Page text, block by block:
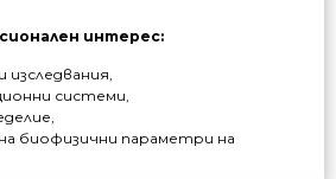
интерес:
системи,
биофизични параметри на